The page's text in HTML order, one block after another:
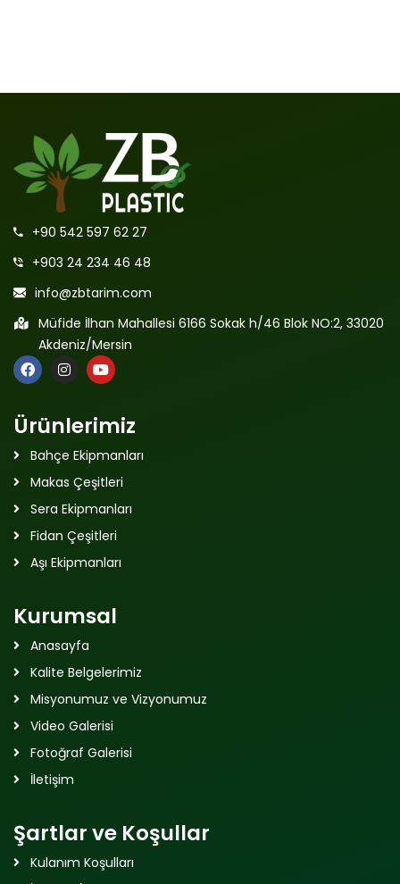
+90 542 597 62 27
+903 24 234 46 48
info@zbtarim.com
Müfide İlhan Mahallesi 6166 Sokak h/46 Blok NO:2, 33020
Akdeniz/Mersin
Ürünlerimiz
Bahçe Ekipmanları
Makas Çeşitleri
Sera Ekipmanları
Fidan Çeşitleri
Aşı Ekipmanları
Kurumsal
Anasayfa
Kalite Belgelerimiz
Misyonumuz ve Vizyonumuz
Video Galerisi
Fotoğraf Galerisi
İletişim
Şartlar ve Koşullar
Kulanım Koşulları